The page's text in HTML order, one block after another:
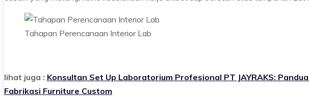
Tahapan Perencanaan Interior Lab
lihat juga : Konsultan Set Up Laboratorium Profesional PT JAYRAKS:
Fabrikasi Furniture Custom